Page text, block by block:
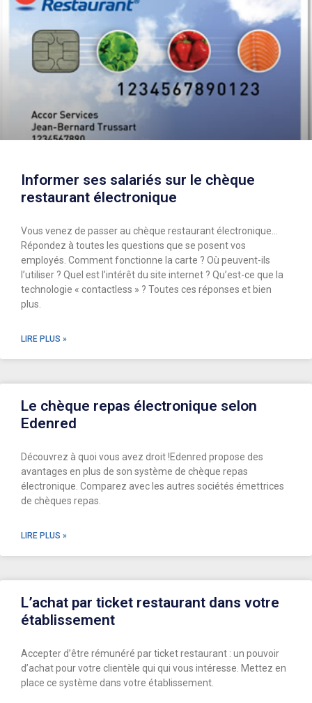
Informer ses salariés sur le chèque
restaurant électronique
Vous venez de passer au chèque restaurant électronique…
Répondez à toutes les questions que se posent vos
employés. Comment fonctionne la carte ? Où peuvent-ils
l’utiliser ? Quel est l’intérêt du site internet ? Qu’est-ce que la
technologie « contactless » ? Toutes ces réponses et bien
plus.
LIRE PLUS »
Le chèque repas électronique selon
Edenred
Découvrez à quoi vous avez droit !Edenred propose des
avantages en plus de son système de chèque repas
électronique. Comparez avec les autres sociétés émettrices
de chèques repas.
LIRE PLUS »
L’achat par ticket restaurant dans votre
établissement
Accepter d’être rémunéré par ticket restaurant : un pouvoir
d’achat pour votre clientèle qui qui vous intéresse. Mettez en
place ce système dans votre établissement.